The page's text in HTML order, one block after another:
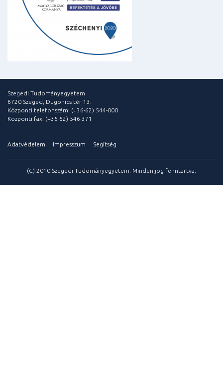
Szegedi Tudományegyetem
6720 Szeged, Dugonics tér 13.
Központi telefonszám: (+36-62) 544-000
Központi fax: (+36-62) 546-371
Adatvédelem Impresszum Segítség
(C) 2010 Szegedi Tudományegyetem. Minden jog fenntartva.